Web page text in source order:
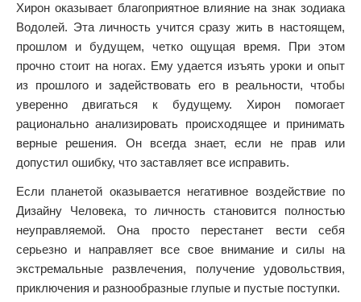
Хирон оказывает благоприятное влияние на знак зодиака
Водолей. Эта личность учится сразу жить в настоящем,
прошлом и будущем, четко ощущая время. При этом
прочно стоит на ногах. Ему удается изъять уроки и опыт
из прошлого и задействовать его в реальности, чтобы
уверенно двигаться к будущему. Хирон помогает
рационально анализировать происходящее и принимать
верные решения. Он всегда знает, если не прав или
допустил ошибку, что заставляет все исправить.
Если планетой оказывается негативное воздействие по
Дизайну Человека, то личность становится полностью
неуправляемой. Она просто перестанет вести себя
серьезно и направляет все свое внимание и силы на
экстремальные развлечения, получение удовольствия,
приключения и разнообразные глупые и пустые поступки.